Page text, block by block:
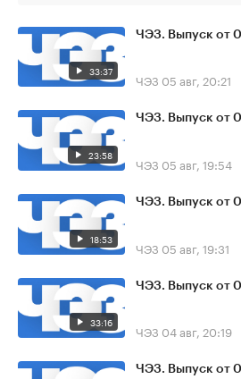
33:37
ЧЭЗ. Выпуск от
ЧЭЗ 05 авг, 20:21
23:58
ЧЭЗ. Выпуск от
ЧЭЗ 05 авг, 19:54
18:53
ЧЭЗ. Выпуск от
ЧЭЗ 05 авг, 19:31
33:16
ЧЭЗ. Выпуск от
ЧЭЗ 04 авг, 20:19
ЧЭЗ. Выпуск от